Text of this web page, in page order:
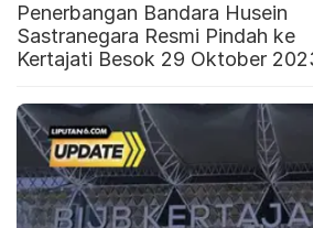
Penerbangan Bandara Husein
Sastranegara Resmi Pindah ke
Kertajati Besok 29 Oktober